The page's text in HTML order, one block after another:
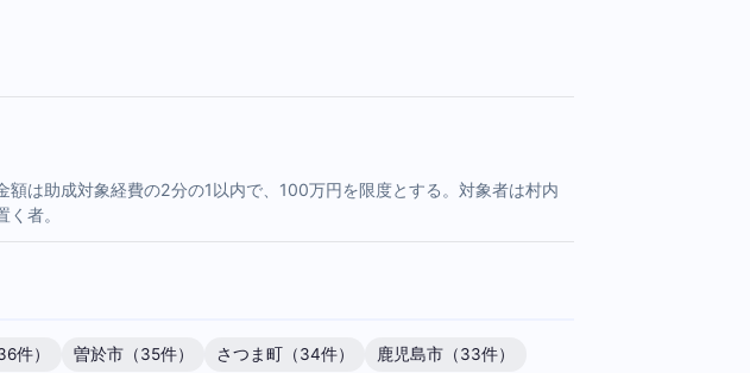
は助成対象経費の2分の1以内で、100万円を限度とする。対象者は村内
者。
件） 曽於市（35件） さつま町（34件）
鹿児島市（33件）